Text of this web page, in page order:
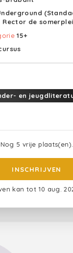
Rector de
15+
en
Nog 5 vrije plaats(en).
INSCHRIJVEN
kan tot 10 aug.